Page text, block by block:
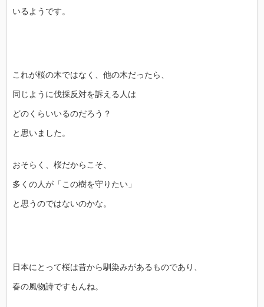
いるようです。
これが桜の木ではなく、他の木だったら、
同じように伐採反対を訴える人は
どのくらいいるのだろう？
と思いました。
おそらく、桜だからこそ、
多くの人が「この樹を守りたい」
と思うのではないのかな。
日本にとって桜は昔から馴染みがあるものであり、
春の風物詩ですもんね。